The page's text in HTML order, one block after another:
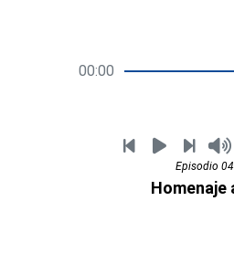
00:00
Episodio 04